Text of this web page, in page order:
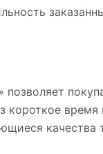
короткое